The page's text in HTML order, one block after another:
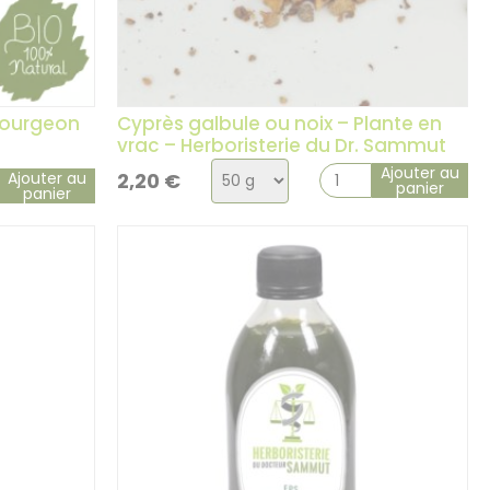
Ajouter au
panier
Cyprès galbule ou noix – Plante en
vrac – Herboristerie du Dr. Sammut
2,20 €
Choix
de
variation
Ajouter au
panier